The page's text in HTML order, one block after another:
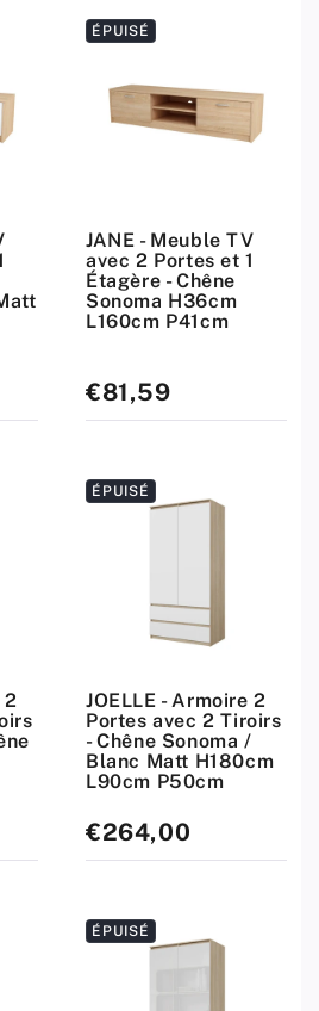
ÉPUISÉ
JANE - Meuble TV
avec 2 Portes et 1
Étagère - Chêne
Sonoma H36cm
L160cm P41cm
Prix
standard
€81,59
2
ÉPUISÉ
JOELLE - Armoire 2
Portes avec 2 Tiroirs
- Chêne Sonoma /
Blanc Matt H180cm
L90cm P50cm
Prix
standard
€264,00
ÉPUISÉ